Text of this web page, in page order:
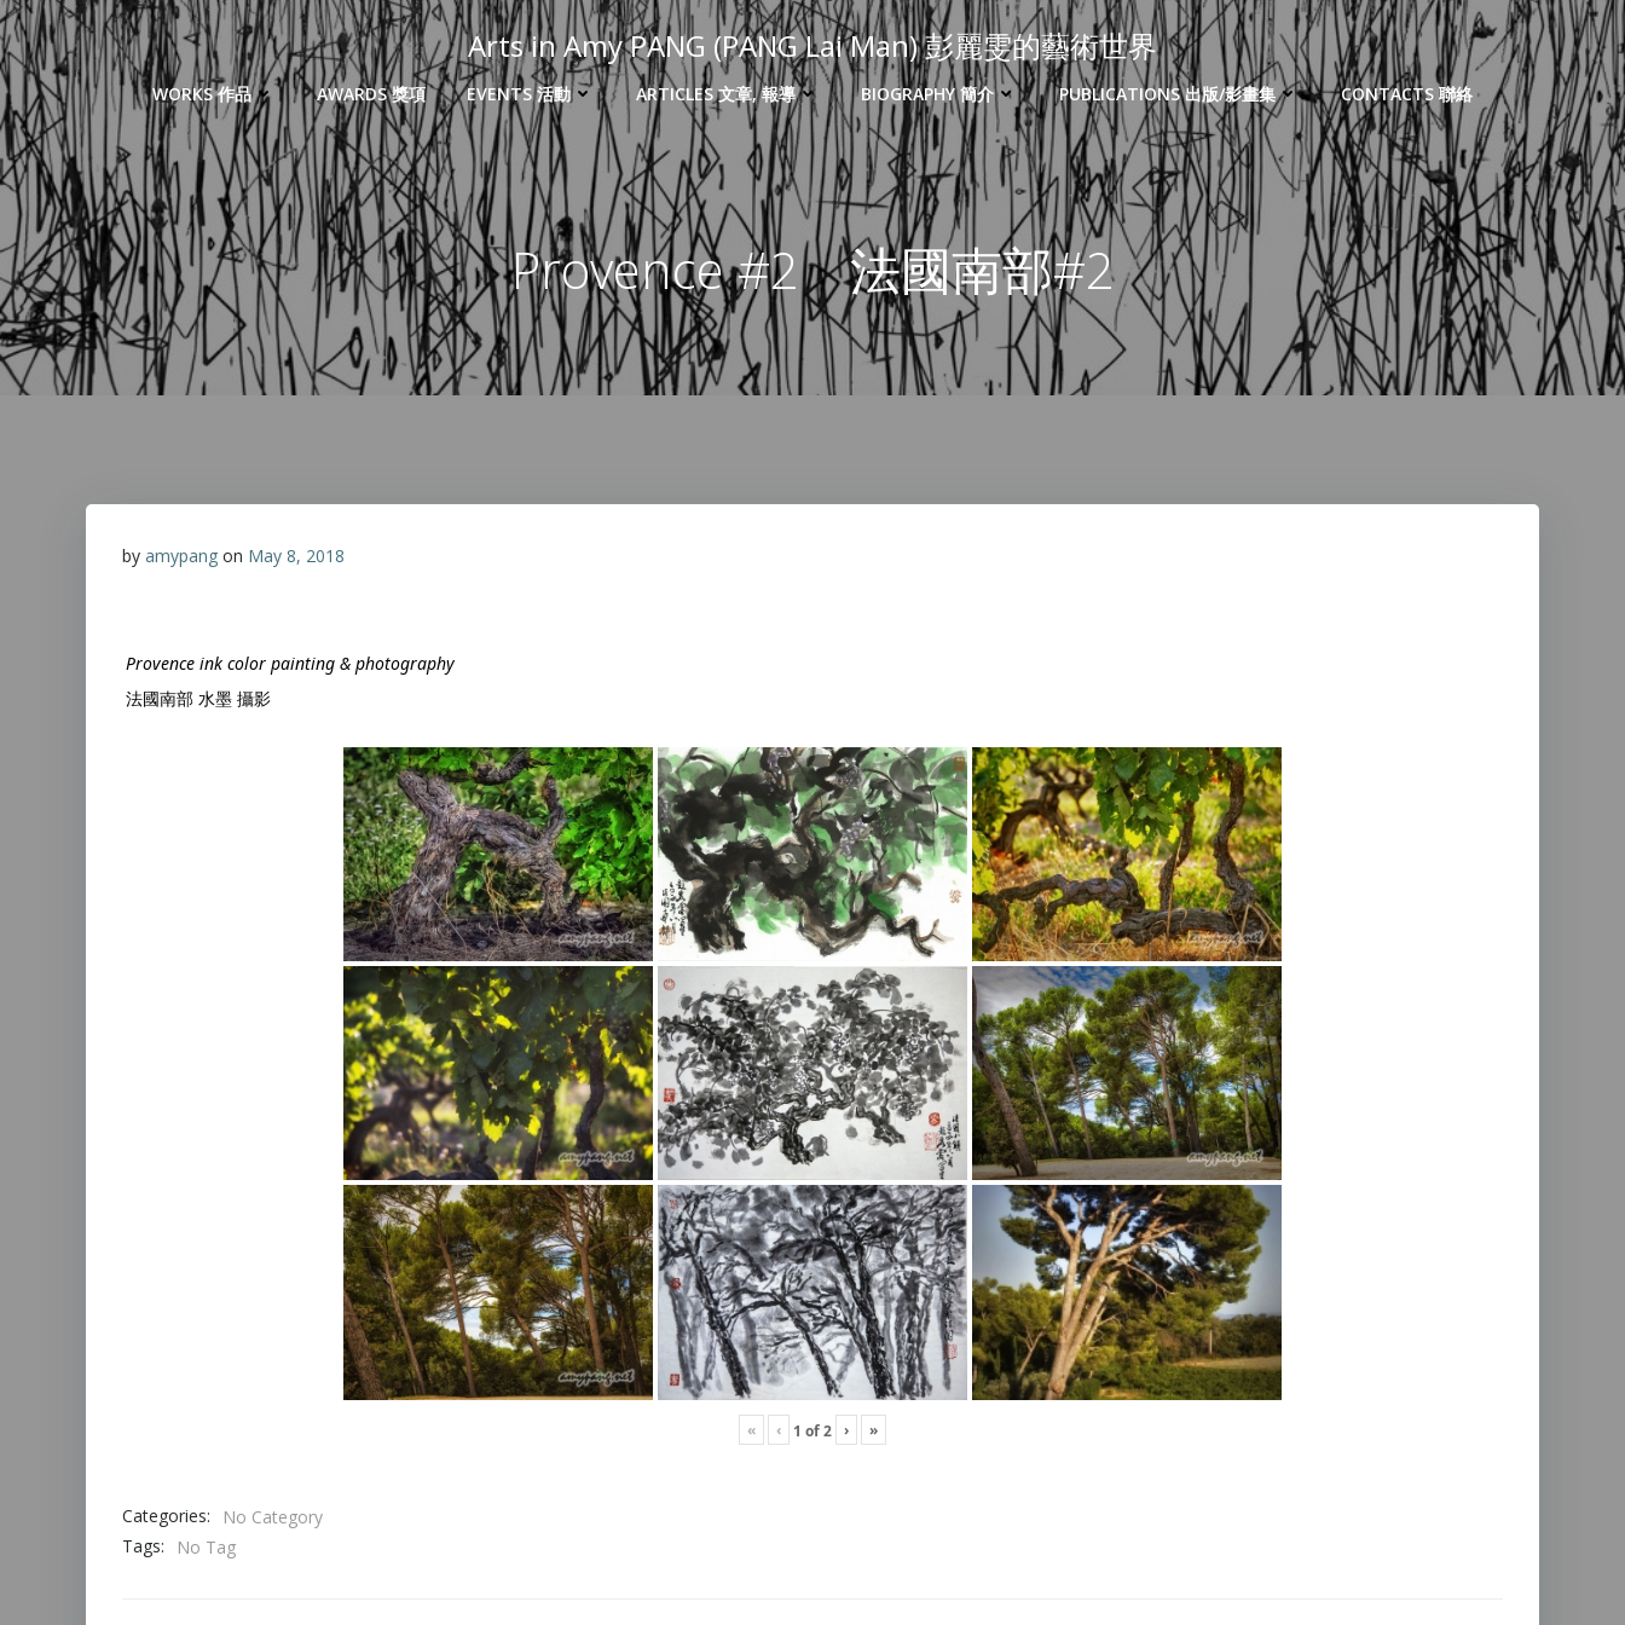
Arts in Amy PANG (PANG Lai Man) 彭麗雯的藝術世界
WORKS 作品 AWARDS 獎項 EVENTS 活動 ARTICLES 文章, 報導 BIOGRAPHY 簡介 PUBLICATIONS 出版/影畫集 CONTACTS 聯絡
Provence #2 法國南部#2
by amypang on May 8, 2018
Provence ink color painting & photography
法國南部 水墨 攝影
« ‹ 1 of2 › »
Categories:
No Category
Tags:
No Tag